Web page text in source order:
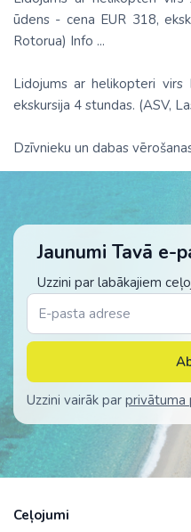
ūdens - cena EUR 318,
Rotorua) Info ...
Lidojums ar helikopteri virs
ekskursija 4 stundas. (ASV,
Dzīvnieku un dabas
Jaunumi Tavā e-
Uzzini par labākajiem
Uzzini vairāk par privātuma
Ceļojumi